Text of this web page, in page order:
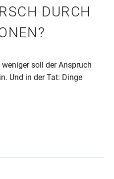
DURCH
soll der Anspruch
Und in der Tat: Dinge